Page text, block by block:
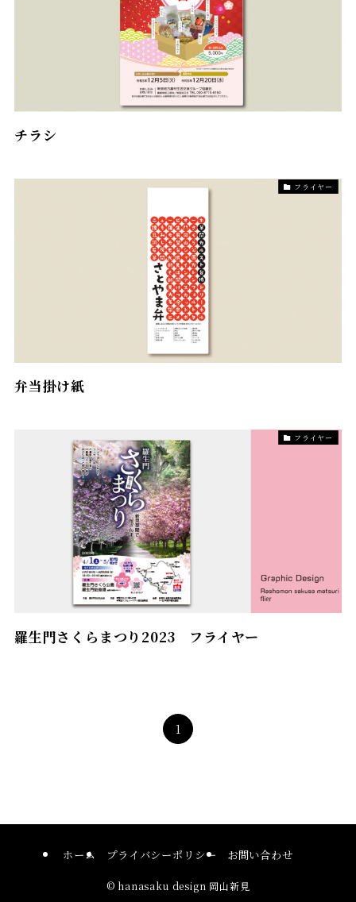
チラシ
フライヤー
弁当掛け紙
フライヤー
羅生門さくらまつり2023 フライヤー
1
ホーム プライバシーポリシー お問い合わせ
© hanasaku design 岡山新見